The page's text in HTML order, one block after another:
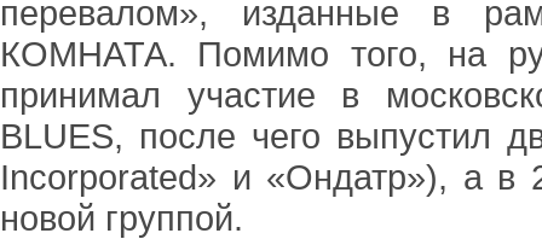
перевалом», изданные в
КОМНАТА. Помимо того, на
принимал участие в
BLUES, после чего выпустил
Incorporated» и «Ондатр»), а в
новой группой.